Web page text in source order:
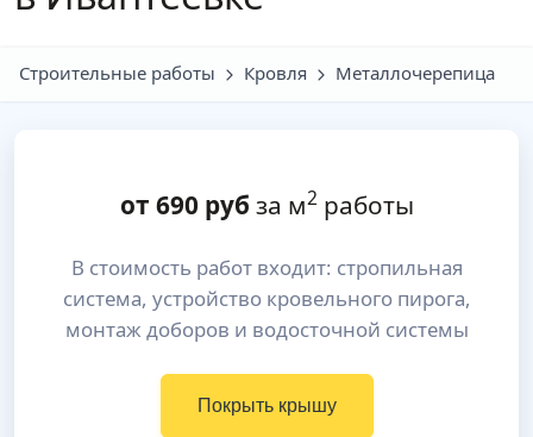
Строительные работы Кровля Металлочерепица
от 690руб за м2работы
В стоимость работ входит: стропильная
система, устройство кровельного пирога,
монтаж доборов и водосточной системы
Покрыть крышу